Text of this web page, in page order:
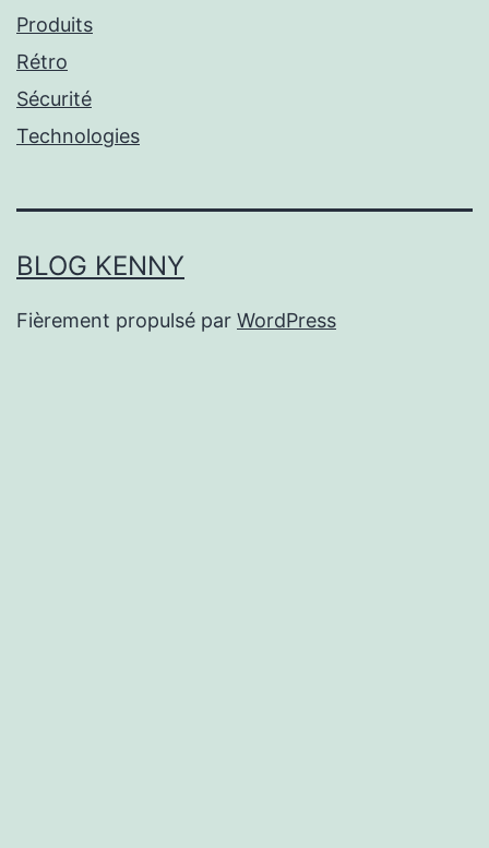
Produits
Rétro
Sécurité
Technologies
BLOG KENNY
Fièrement propulsé par WordPress